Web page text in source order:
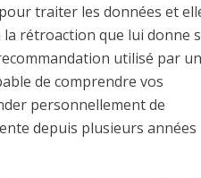
traiter les données et
rétroaction que lui donne
utilisé par
de comprendre vos
personnellement de
depuis plusieurs années